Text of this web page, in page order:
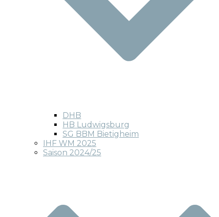
DHB
HB Ludwigsburg
SG BBM Bietigheim
IHF WM 2025
Saison 2024/25